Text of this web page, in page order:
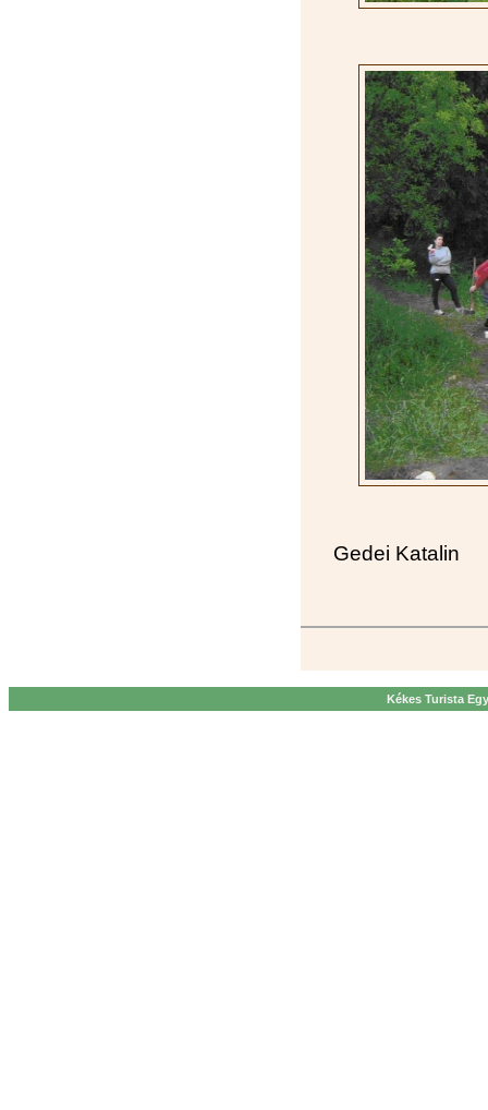
Gedei Katalin
Kékes Turista